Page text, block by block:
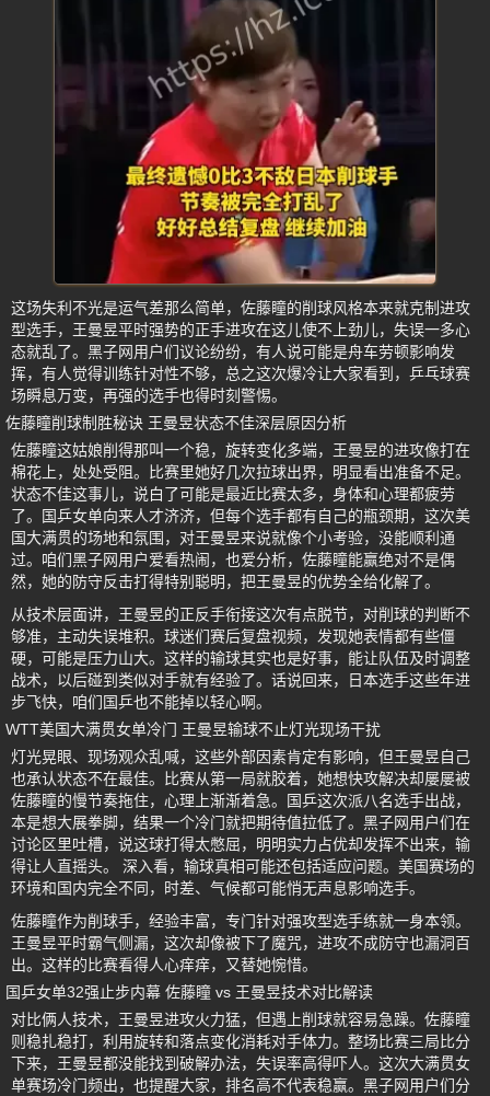
这场失利不光是运气差那么简单，佐藤瞳的削球风格本来就克制进攻
型选手，王曼昱平时强势的正手进攻在这儿使不上劲儿，失误一多心
态就乱了。黑子网用户们议论纷纷，有人说可能是舟车劳顿影响发
挥，有人觉得训练针对性不够，总之这次爆冷让大家看到，乒乓球赛
场瞬息万变，再强的选手也得时刻警惕。
佐藤瞳削球制胜秘诀 王曼昱状态不佳深层原因分析
佐藤瞳这姑娘削得那叫一个稳，旋转变化多端，王曼昱的进攻像打在
棉花上，处处受阻。比赛里她好几次拉球出界，明显看出准备不足。
状态不佳这事儿，说白了可能是最近比赛太多，身体和心理都疲劳
了。国乒女单向来人才济济，但每个选手都有自己的瓶颈期，这次美
国大满贯的场地和氛围，对王曼昱来说就像个小考验，没能顺利通
过。咱们黑子网用户爱看热闹，也爱分析，佐藤瞳能赢绝对不是偶
然，她的防守反击打得特别聪明，把王曼昱的优势全给化解了。
从技术层面讲，王曼昱的正反手衔接这次有点脱节，对削球的判断不
够准，主动失误堆积。球迷们赛后复盘视频，发现她表情都有些僵
硬，可能是压力山大。这样的输球其实也是好事，能让队伍及时调整
战术，以后碰到类似对手就有经验了。话说回来，日本选手这些年进
步飞快，咱们国乒也不能掉以轻心啊。
WTT美国大满贯女单冷门 王曼昱输球不止灯光现场干扰
灯光晃眼、现场观众乱喊，这些外部因素肯定有影响，但王曼昱自己
也承认状态不在最佳。比赛从第一局就胶着，她想快攻解决却屡屡被
佐藤瞳的慢节奏拖住，心理上渐渐着急。国乒这次派八名选手出战，
本是想大展拳脚，结果一个冷门就把期待值拉低了。黑子网用户们在
讨论区里吐槽，说这球打得太憋屈，明明实力占优却发挥不出来，输
得让人直摇头。 深入看，输球真相可能还包括适应问题。美国赛场的
环境和国内完全不同，时差、气候都可能悄无声息影响选手。
佐藤瞳作为削球手，经验丰富，专门针对强攻型选手练就一身本领。
王曼昱平时霸气侧漏，这次却像被下了魔咒，进攻不成防守也漏洞百
出。这样的比赛看得人心痒痒，又替她惋惜。
国乒女单32强止步内幕 佐藤瞳 vs 王曼昱技术对比解读
对比俩人技术，王曼昱进攻火力猛，但遇上削球就容易急躁。佐藤瞳
则稳扎稳打，利用旋转和落点变化消耗对手体力。整场比赛三局比分
下来，王曼昱都没能找到破解办法，失误率高得吓人。这次大满贯女
单赛场冷门频出，也提醒大家，排名高不代表稳赢。黑子网用户们分